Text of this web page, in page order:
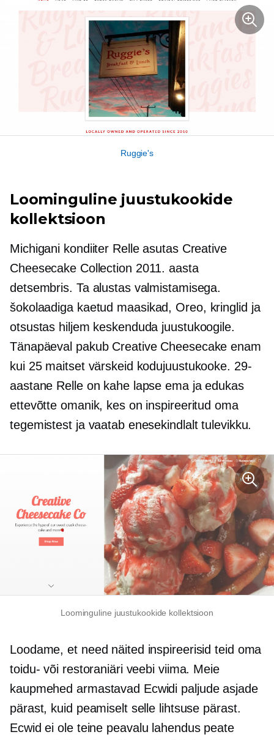
Ruggie's
Loominguline juustukookide
kollektsioon
Michigani kondiiter Relle asutas Creative
Cheesecake Collection 2011. aasta
detsembris. Ta alustas valmistamisega.
šokolaadiga kaetud maasikad, Oreo, kringlid ja
otsustas hiljem keskenduda juustukoogile.
Tänapäeval pakub Creative Cheesecake enam
kui 25 maitset värskeid kodujuustukooke. 29-
aastane Relle on kahe lapse ema ja edukas
ettevõtte omanik, kes on inspireeritud oma
tegemistest ja vaatab enesekindlalt tulevikku.
Loominguline juustukookide kollektsioon
Loodame, et need näited inspireerisid teid oma
toidu- või restoraniäri veebi viima. Meie
kaupmehed armastavad Ecwidi paljude asjade
pärast, kuid peamiselt selle lihtsuse pärast.
Ecwid ei ole teine peavalu lahenduspeate